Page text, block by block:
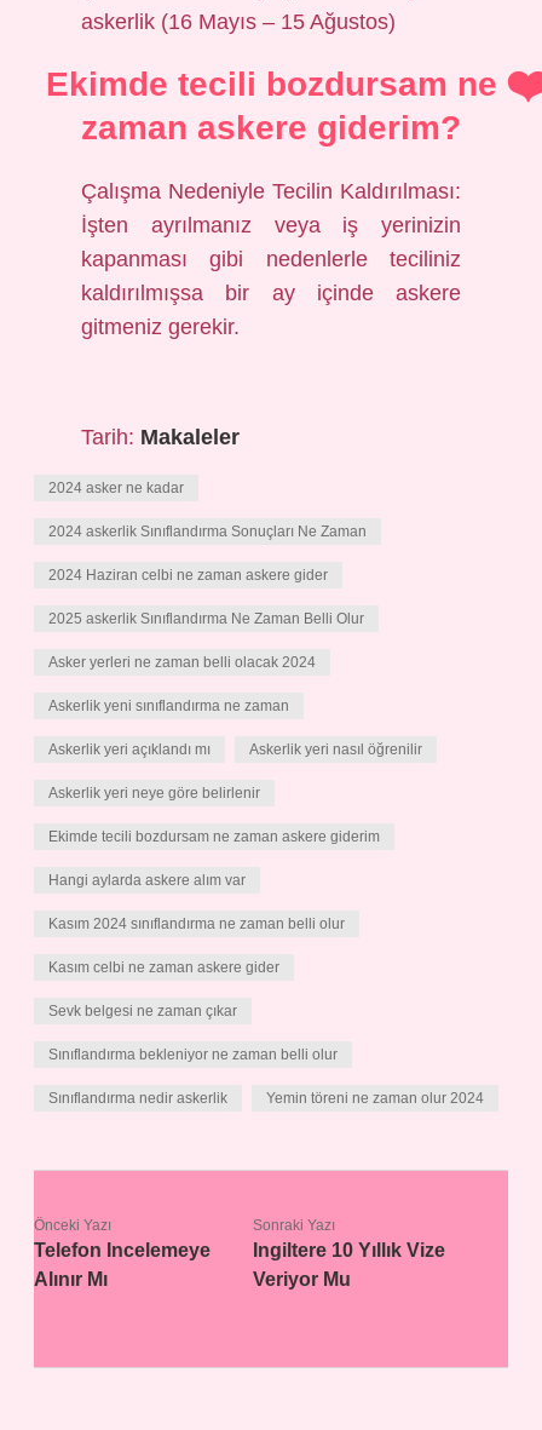
askerlik (16 Mayıs – 15 Ağustos)
Ekimde tecili bozdursam ne
zaman askere giderim?
Çalışma Nedeniyle Tecilin Kaldırılması:
İşten ayrılmanız veya iş yerinizin
kapanması gibi nedenlerle teciliniz
kaldırılmışsa bir ay içinde askere
gitmeniz gerekir.
Tarih: Makaleler
2024 asker ne kadar
2024 askerlik Sınıflandırma Sonuçları Ne Zaman
2024 Haziran celbi ne zaman askere gider
2025 askerlik Sınıflandırma Ne Zaman Belli Olur
Asker yerleri ne zaman belli olacak 2024
Askerlik yeni sınıflandırma ne zaman
Askerlik yeri açıklandı mı Askerlik yeri nasıl öğrenilir
Askerlik yeri neye göre belirlenir
Ekimde tecili bozdursam ne zaman askere giderim
Hangi aylarda askere alım var
Kasım 2024 sınıflandırma ne zaman belli olur
Kasım celbi ne zaman askere gider
Sevk belgesi ne zaman çıkar
Sınıflandırma bekleniyor ne zaman belli olur
Sınıflandırma nedir askerlik Yemin töreni ne zaman olur 2024
Önceki Yazı
Telefon Incelemeye
Alınır Mı
Sonraki Yazı
Ingiltere 10 Yıllık Vize
Veriyor Mu